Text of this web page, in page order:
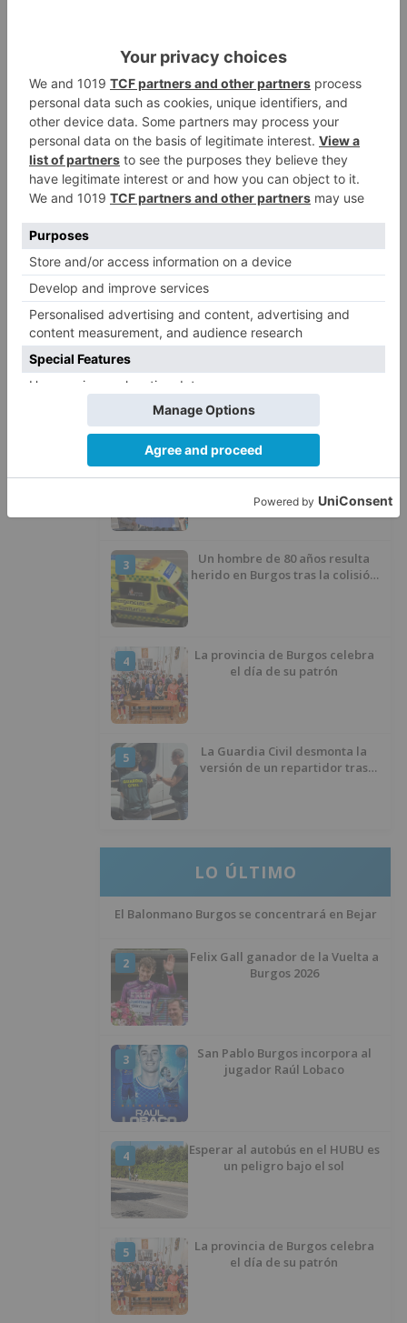
En conjunto, los Planes Provinciales
experimentan un incremento del 35 % respecto
al periodo anterior y recuperan la bienalidad.
"Creemos que es mejor para dar más plazo a los
ayuntamientos", ha justificado Suárez.
planes
fuerte
peso incendios
LO + VISTO
1
había caído de la bicicleta
2
Villatoro da el primer paso para
dejar atrás su aislamiento con el
inicio de la senda peatonal y
3
Un hombre de 80 años resulta
herido en Burgos tras la colisión
4
La provincia de Burgos celebra
el día de su patrón
5
La Guardia Civil desmonta la
versión de un repartidor tras
LO ÚLTIMO
El Balonmano Burgos se concentrará en Bejar
2
Felix Gall ganador de la Vuelta a
Burgos 2026
3
San Pablo Burgos incorpora al
jugador Raúl Lobaco
4
Esperar al autobús en el HUBU es
un peligro bajo el sol
5
La provincia de Burgos celebra
el día de su patrón